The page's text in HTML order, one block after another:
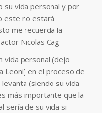
su vida personal y por
este no estará
me recuerda la
Nicolas Cag
vida personal (dejo
Leoni) en el proceso de
(siendo su vida
más importante que la
sería de su vida si